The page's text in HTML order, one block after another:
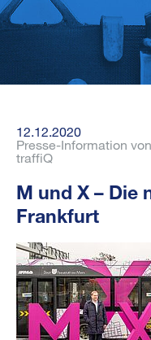
12.12.2020
Presse-Information
traffiQ
M und X – Die
Frankfurt